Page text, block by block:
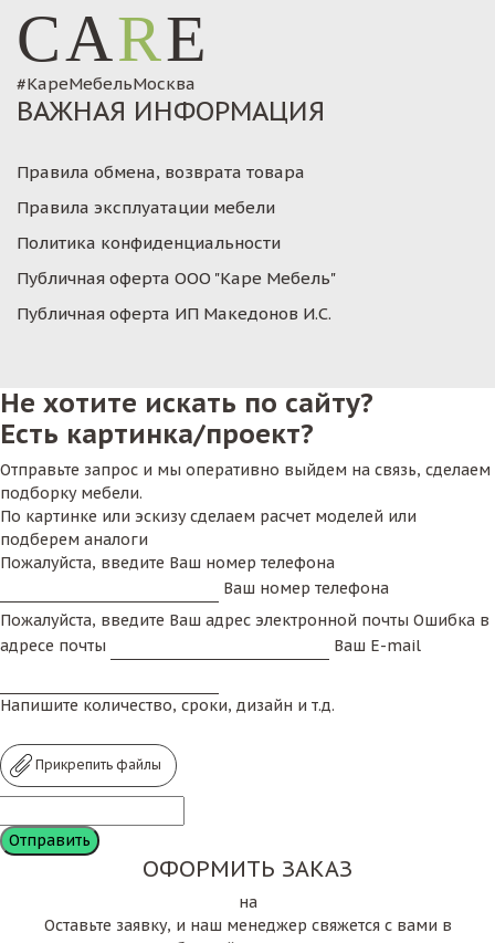
CARE
#КареМебельМосква
ВАЖНАЯ ИНФОРМАЦИЯ
Правила обмена, возврата товара
Правила эксплуатации мебели
Политика конфиденциальности
Публичная оферта ООО "Каре Мебель"
Публичная оферта ИП Македонов И.С.
Не хотите искать по сайту?
Есть картинка/проект?
Отправьте запрос и мы оперативно выйдем на связь, сделаем
подборку мебели.
По картинке или эскизу сделаем расчет моделей или
подберем аналоги
Пожалуйста, введите Ваш номер телефона
Ваш номер телефона
Пожалуйста, введите Ваш адрес электронной почты Ошибка в
адресе почты
Ваш E-mail
Напишите количество, сроки, дизайн и т.д.
Прикрепить файлы
ОФОРМИТЬ ЗАКАЗ
на
Оставьте заявку, и наш менеджер свяжется с вами в